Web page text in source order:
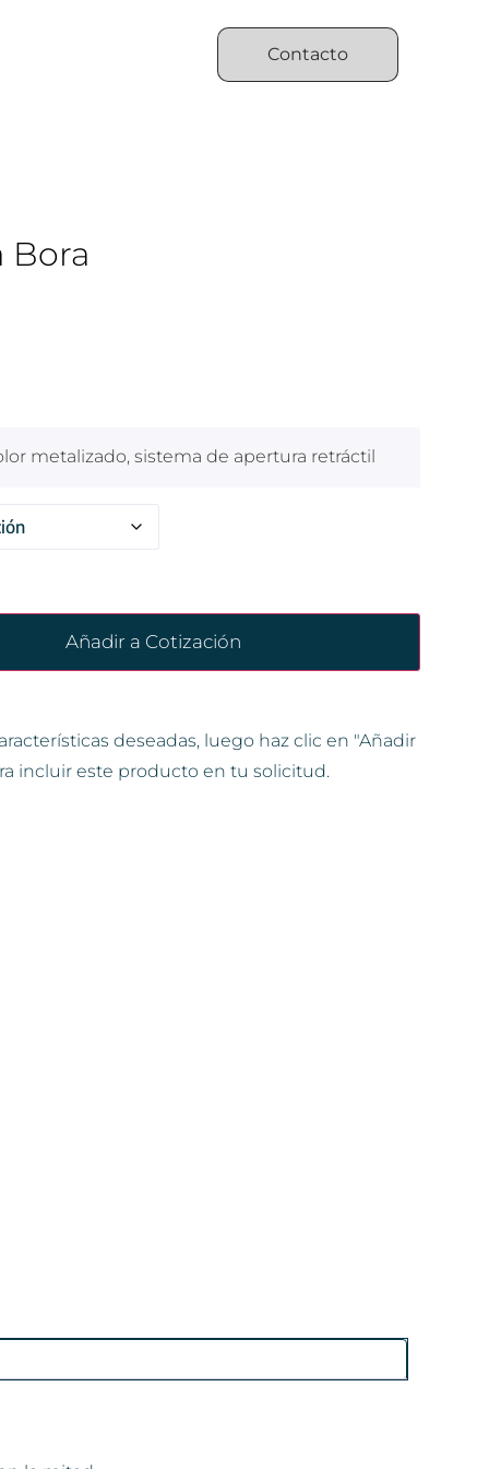
Contacto
Bora
metalizado, sistema de apertura retráctil
Añadir a Cotización
deseadas, luego haz clic en "Añadir
incluir este producto en tu solicitud.